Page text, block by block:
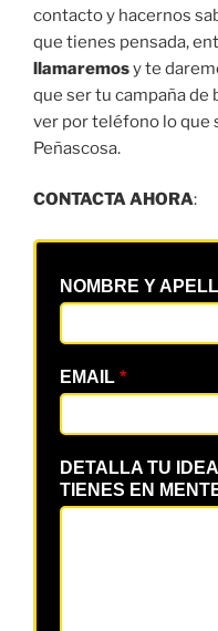
contacto y hacernos
que tienes pensada,
llamaremosy te
que ser tu campaña de
ver por teléfono lo que
Peñascosa.
CONTACTA AHORA:
NOMBRE Y
EMAIL *
DETALLA TU
TIENES EN